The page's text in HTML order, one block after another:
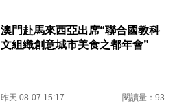
澳門赴馬來西亞出席“聯合國教科
文組織創意城市美食之都年會”
昨天 08-07 15:17 閱讀量：93